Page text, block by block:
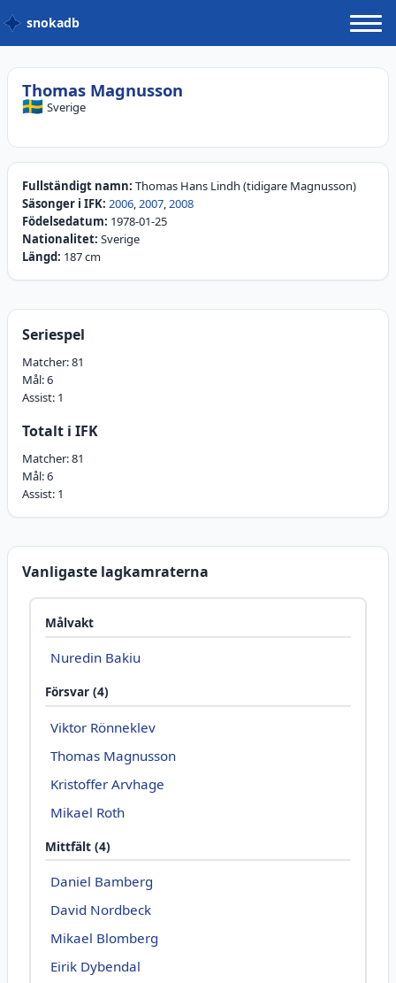
snokadb
Thomas Magnusson
🇸🇪 Sverige
Fullständigt namn: Thomas Hans Lindh (tidigare Magnusson)
Säsonger i IFK: 2006,2007,2008
Födelsedatum: 1978-01-25
Nationalitet: Sverige
Längd: 187 cm
Seriespel
Matcher:81
Mål:6
Assist: 1
Totalt i IFK
Matcher:81
Mål:6
Assist: 1
Vanligaste lagkamraterna
Målvakt
Nuredin Bakiu
Försvar (4)
Viktor Rönneklev
Thomas Magnusson
Kristoffer Arvhage
Mikael Roth
Mittfält (4)
Daniel Bamberg
David Nordbeck
Mikael Blomberg
Eirik Dybendal